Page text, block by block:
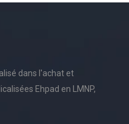
dans l'achat et
Ehpad en LMNP,